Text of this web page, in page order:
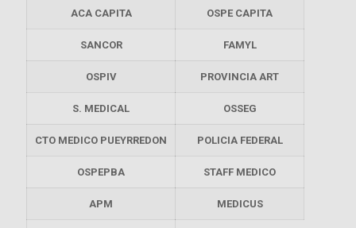
ACA CAPITA OSPE CAPITA
SANCOR FAMYL
OSPIV PROVINCIA ART
S. MEDICAL OSSEG
CTO MEDICO PUEYRREDON POLICIA FEDERAL
OSPEPBA STAFF MEDICO
APM MEDICUS